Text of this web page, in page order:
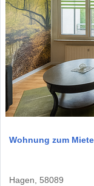
Wohnung zum
Hagen, 58089